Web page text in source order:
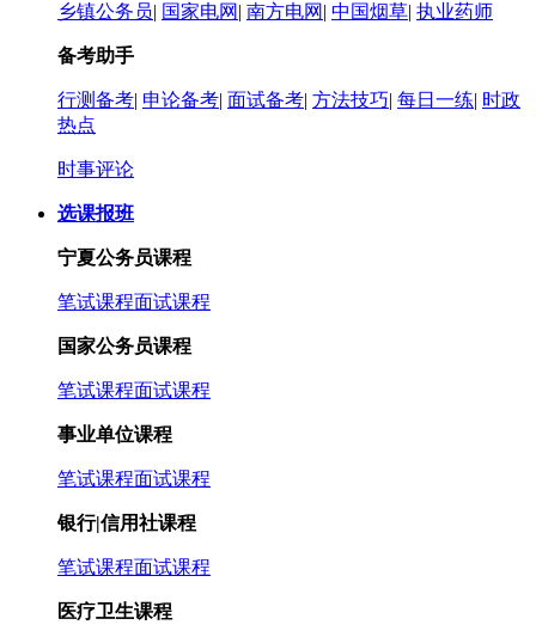
乡镇公务员| 国家电网 | 南方电网 | 中国烟草| 执业药师
备考助手
行测备考| 申论备考| 面试备考| 方法技巧| 每日一练| 时政
热点
时事评论
选课报班
宁夏公务员课程
笔试课程面试课程
国家公务员课程
笔试课程面试课程
事业单位课程
笔试课程面试课程
银行|信用社课程
笔试课程面试课程
医疗卫生课程